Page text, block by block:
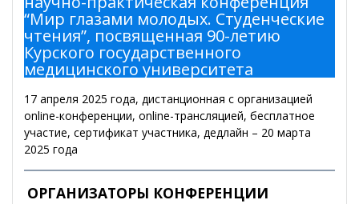
“Мир глазами молодых. Студенческие
чтения”, посвященная 90-летию
Курского государственного
медицинского университета
17 апреля 2025 года, дистанционная с организацией
online-конференции, online-трансляцией, бесплатное
участие, сертификат участника, дедлайн – 20 марта
2025 года
ОРГАНИЗАТОРЫ КОНФЕРЕНЦИИ